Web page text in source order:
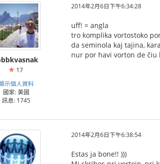
17
示個人資料
國家: 美國
訊息: 1745
2014年2月6日下午6:34:28
uff! = angla
tro komplika vortostoko
da seminola kaj tajina,
nur por havi vorton de ĉiu
2014年2月6日下午6:38:54
Estas ja bone!! )))